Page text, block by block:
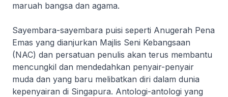
maruah bangsa dan agama.
Sayembara-sayembara puisi seperti Anugerah Pena
Emas yang dianjurkan Majlis Seni Kebangsaan
(NAC) dan persatuan penulis akan terus membantu
mencungkil dan mendedahkan penyair-penyair
muda dan yang baru melibatkan diri dalam dunia
kepenyairan di Singapura. Antologi-antologi yang